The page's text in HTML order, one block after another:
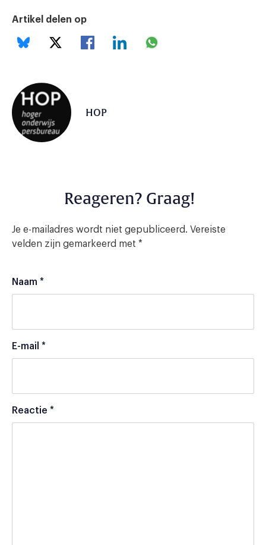
Artikel delen op
HOP
Reageren? Graag!
Je e-mailadres wordt niet gepubliceerd. Vereiste
velden zijn gemarkeerd met *
Naam *
E-mail *
Reactie *